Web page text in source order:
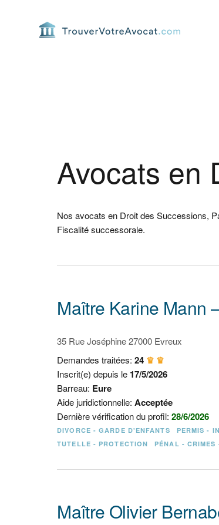
Avocats en
Nos avocats en Droit des Successions,
Fiscalité successorale.
Maître Karine Mann
35 Rue Joséphine 27000 Evreux
Demandes traitées:24 ♛ ♛
Inscrit(e) depuis le 17/5/2026
Barreau: Eure
Aide juridictionnelle:Acceptée
Dernière vérification du profil:28/6/2026
DIVORCE - GARDE D'ENFANTS PERMIS -
TUTELLE - PROTECTION
PÉNAL - CRIMES
Maître Olivier